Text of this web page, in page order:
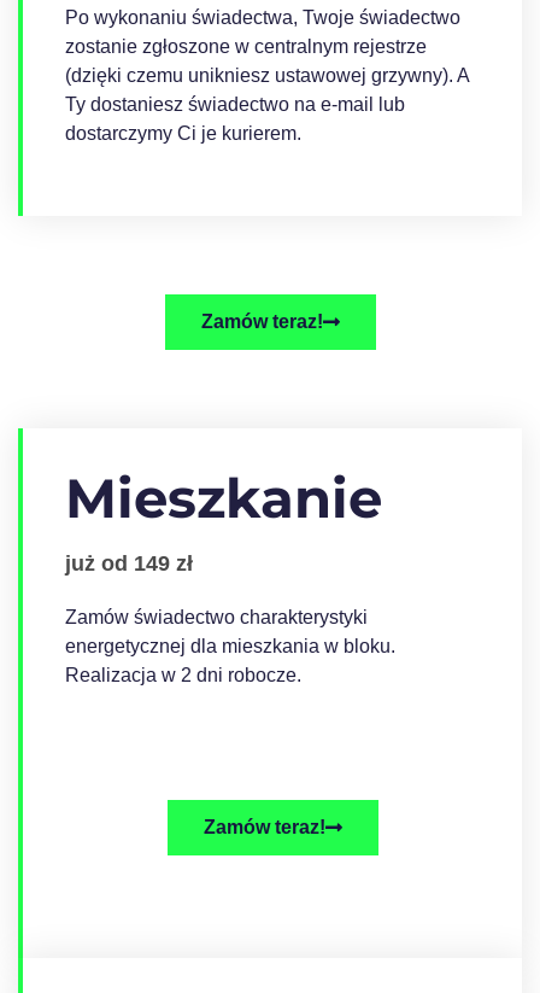
Po wykonaniu świadectwa, Twoje świadectwo
zostanie zgłoszone w centralnym rejestrze
(dzięki czemu unikniesz ustawowej grzywny). A
Ty dostaniesz świadectwo na e-mail lub
dostarczymy Ci je kurierem.
Zamów teraz!
Mieszkanie
już od 149 zł
Zamów świadectwo charakterystyki
energetycznej dla mieszkania w bloku.
Realizacja w 2 dni robocze.
Zamów teraz!